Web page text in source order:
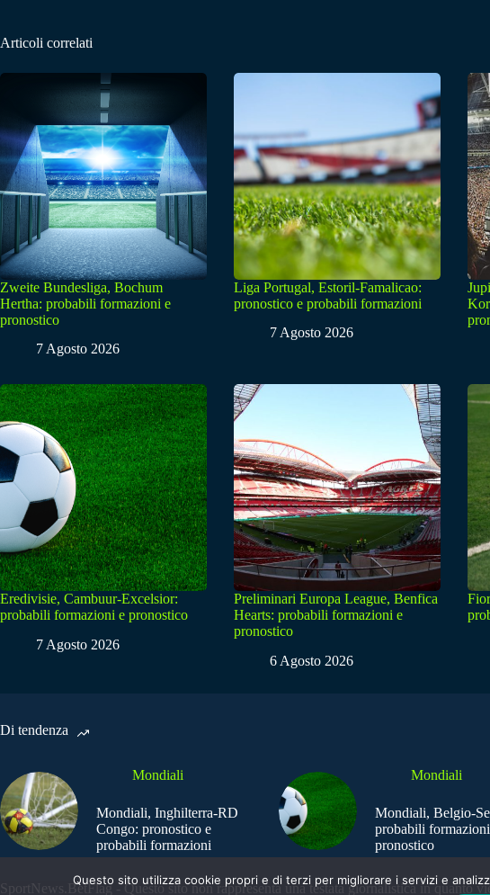
Articoli correlati
Zweite Bundesliga, Bochum
Hertha: probabili formazioni e
pronostico
7 Agosto 2026
Liga Portugal, Estoril-Famalicao:
pronostico e probabili formazioni
7 Agosto 2026
Eredivisie, Cambuur-Excelsior:
probabili formazioni e pronostico
7 Agosto 2026
Preliminari Europa League, Benfica
Hearts: probabili formazioni e
pronostico
6 Agosto 2026
Di tendenza
Mondiali
Mondiali, Inghilterra-RD
Congo: pronostico e
probabili formazioni
Mondiali
Mondiali, Belgio-
probabili
pronostico
SportNews.BetFlag - Questo sito non rappresenta una testata giornalistica in quanto
Questo sito utilizza cookie propri e di terzi per migliorare i servizi e